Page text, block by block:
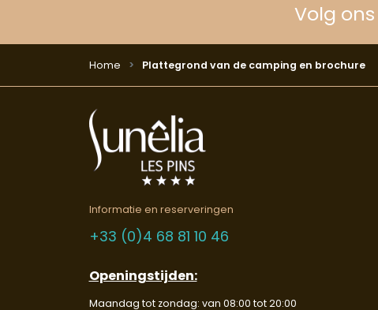
Volg ons
Home Plattegrond van de camping en brochure
Informatie en reserveringen
+33 (0)4 68 81 10 46
Openingstijden:
Maandag tot zondag: van 08:00 tot 20:00